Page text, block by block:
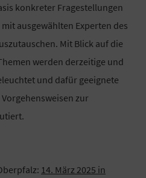
konkreter Fragestellungen
ausgewählten Experten des
Mit Blick auf die
werden derzeitige und
und dafür geeignete
zur
14. März 2025 in